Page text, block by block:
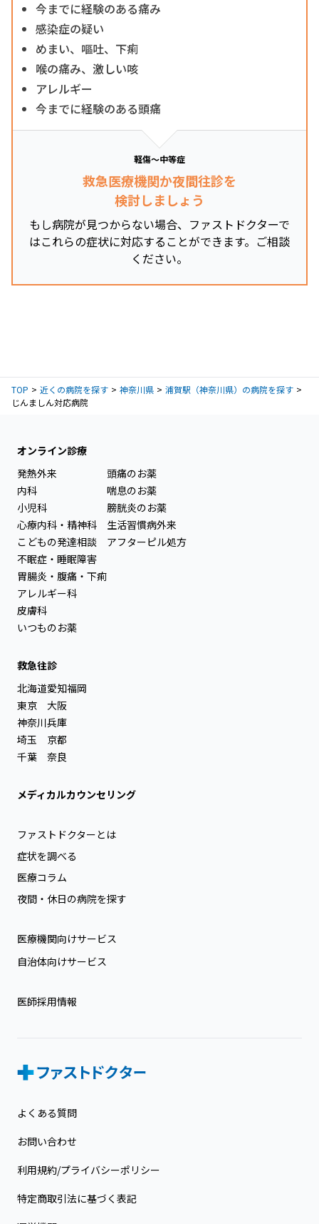
今までに経験のある痛み
感染症の疑い
めまい、嘔吐、下痢
喉の痛み、激しい咳
アレルギー
今までに経験のある頭痛
軽傷～中等症
救急医療機関か夜間往診を
検討しましょう
もし病院が見つからない場合、ファストドクターで
はこれらの症状に対応することができます。ご相談
ください。
TOP 近くの病院を探す 神奈川県
浦賀駅（神奈川県）の病院を探す
じんましん対応病院
オンライン診療
発熱外来
内科
小児科
心療内科・精神科
こどもの発達相談
不眠症・睡眠障害
胃腸炎・腹痛・下痢
アレルギー科
皮膚科
いつものお薬
頭痛のお薬
喘息のお薬
膀胱炎のお薬
生活習慣病外来
アフターピル処方
救急往診
北海道
東京
神奈川
埼玉
千葉
愛知
大阪
兵庫
京都
奈良
福岡
メディカルカウンセリング
ファストドクターとは
症状を調べる
医療コラム
夜間・休日の病院を探す
医療機関向けサービス
自治体向けサービス
医師採用情報
よくある質問
お問い合わせ
利用規約/プライバシーポリシー
特定商取引法に基づく表記